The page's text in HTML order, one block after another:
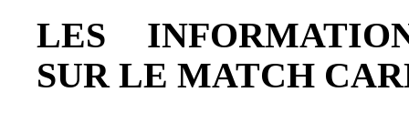
LES
SUR LE MATCH